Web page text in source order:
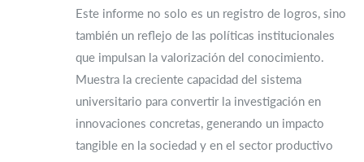
Este informe no solo es un registro de logros, sino
también un reflejo de las políticas institucionales
que impulsan la valorización del conocimiento.
Muestra la creciente capacidad del sistema
universitario para convertir la investigación en
innovaciones concretas, generando un impacto
tangible en la sociedad y en el sector productivo